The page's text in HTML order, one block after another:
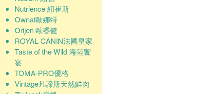
Nutrience 紐崔斯
Ownat歐娜特
Orijen 歐睿健
ROYAL CANIN法國皇家
Taste of the Wild 海陸饗
宴
TOMA-PRO優格
Vintage凡諦斯天然鮮肉